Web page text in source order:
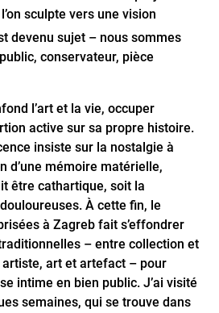
sculpte vers une vision
devenu sujet – nous sommes
conservateur, pièce
l’art et la vie, occuper
active sur sa propre histoire.
insiste sur la nostalgie à
d’une mémoire matérielle,
être cathartique, soit la
À cette fin, le
à Zagreb fait s’effondrer
– entre collection et
art et artefact – pour
intime en bien public. J’ai visité
semaines, qui se trouve dans